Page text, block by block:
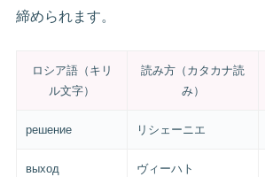
締められます。
ロシア語（キリ
ル文字）
読み方（カタカナ読
み）
решение リシェーニエ
выход ヴィーハト